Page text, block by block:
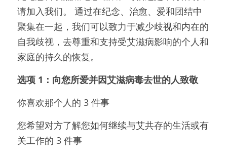
请加入我们。 通过在纪念、治愈、爱和团结中
聚集在一起，我们可以致力于减少歧视和内在的
自我歧视，去尊重和支持受艾滋病影响的个人和
家庭的持久的恢复。
选项 1：向您所爱并因艾滋病毒去世的人致敬
你喜欢那个人的 3 件事
您希望对方了解您如何继续与艾共存的生活或有
关工作的 3 件事